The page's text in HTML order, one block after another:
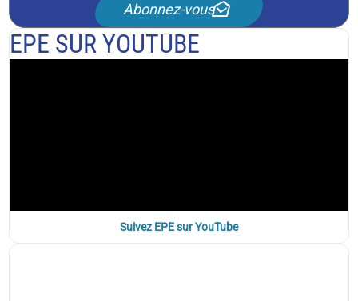
Abonnez-vous
EPE SUR YOUTUBE
Suivez EPE sur YouTube